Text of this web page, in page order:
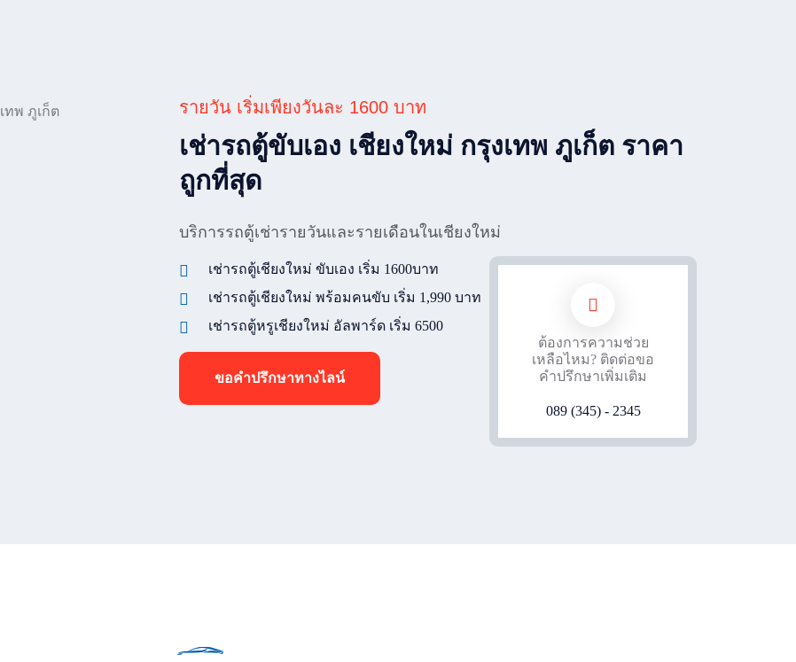
รายวัน เริ่มเพียงวันละ 1600 บาท
เช่ารถตู้ขับเอง เชียงใหม่ กรุงเทพ ภูเก็ต ราคา
ถูกที่สุด
บริการรถตู้เช่ารายวันและรายเดือนในเชียงใหม่
เช่ารถตู้เชียงใหม่ ขับเอง เริ่ม 1600บาท
เช่ารถตู้เชียงใหม่ พร้อมคนขับ เริ่ม 1,990 บาท
เช่ารถตู้หรูเชียงใหม่ อัลพาร์ด เริ่ม 6500
ขอคำปรึกษาทางไลน์
ต้องการความช่วย
เหลือไหม? ติดต่อขอ
คำปรึกษาเพิ่มเติม
089 (345) - 2345